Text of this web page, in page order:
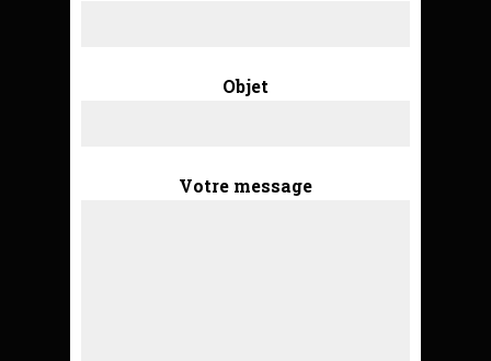
Objet
Votre message